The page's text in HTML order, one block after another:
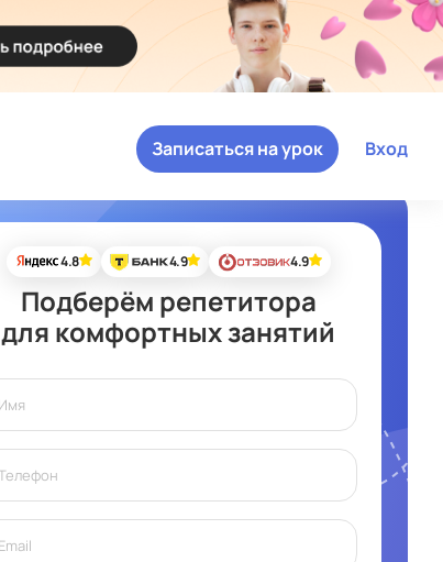
Вход
Записаться на урок
4.8 4.9 4.9
Подберём репетитора
для комфортных занятий